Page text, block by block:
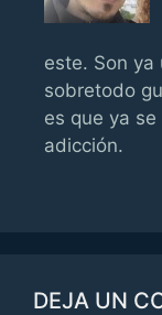
este. Son ya
sobretodo
es que ya
adicción.
DEJA UN